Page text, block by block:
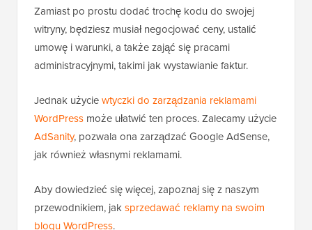
Zamiast po prostu dodać trochę kodu do swojej
witryny, będziesz musiał negocjować ceny, ustalić
umowę i warunki, a także zająć się pracami
administracyjnymi, takimi jak wystawianie faktur.
Jednak użyciewtyczki do zarządzania reklamami
WordPress może ułatwić ten proces. Zalecamy użycie
AdSanity, pozwala ona zarządzać Google AdSense,
jak również własnymi reklamami.
Aby dowiedzieć się więcej, zapoznaj się z naszym
przewodnikiem, jaksprzedawać reklamy na swoim
blogu WordPress.